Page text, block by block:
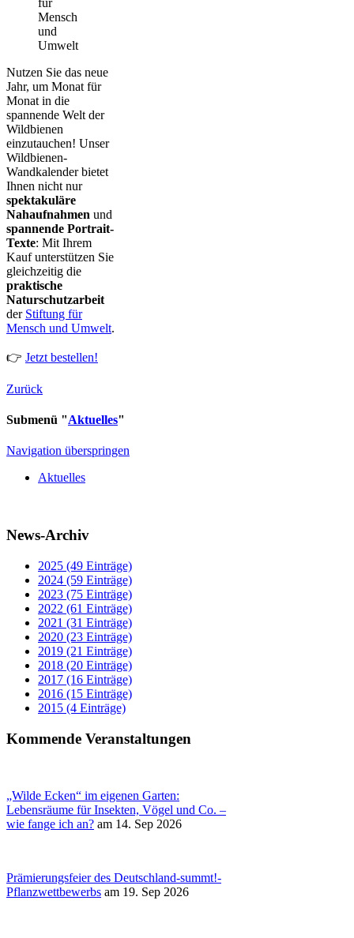
Mensch
und
Umwelt
Nutzen Sie das neue
Jahr, um Monat für
Monat in die
spannende Welt der
Wildbienen
einzutauchen! Unser
Wildbienen-
Wandkalender bietet
Ihnen nicht nur
spektakuläre
Nahaufnahmen und
spannende Portrait-
Texte: Mit Ihrem
Kauf unterstützen Sie
gleichzeitig die
praktische
Naturschutzarbeit
der Stiftung für
Mensch und Umwelt.
👉 Jetzt bestellen!
Zurück
Submenü "Aktuelles"
Navigation überspringen
Aktuelles
News-Archiv
2025 (49 Einträge)
2024 (59 Einträge)
2023 (75 Einträge)
2022 (61 Einträge)
2021 (31 Einträge)
2020 (23 Einträge)
2019 (21 Einträge)
2018 (20 Einträge)
2017 (16 Einträge)
2016 (15 Einträge)
2015 (4 Einträge)
Kommende Veranstaltungen
„Wilde Ecken“ im eigenen Garten:
Lebensräume für Insekten, Vögel und Co. –
wie fange ich an? am 14. Sep 2026
Prämierungsfeier des Deutschland-summt!-
Pflanzwettbewerbs am 19. Sep 2026